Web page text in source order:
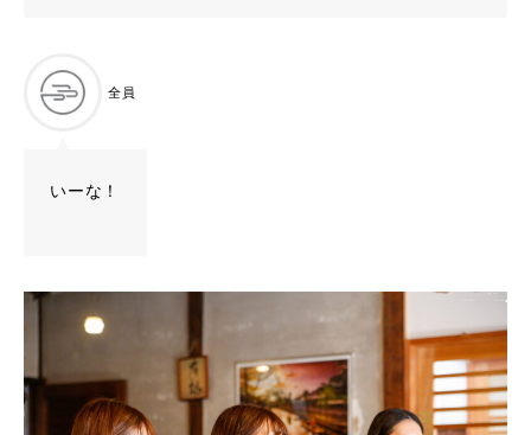
全員
いーな！